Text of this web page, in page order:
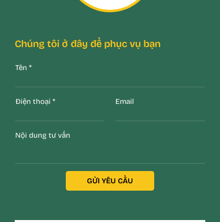
Chúng tôi ở đây để phục vụ bạn
Tên *
Điện thoại * Email
Nội dung tư vấn
GỬI YÊU CẦU